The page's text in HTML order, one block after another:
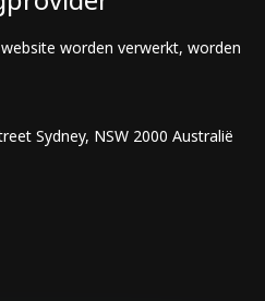
worden verwerkt, worden
Sydney, NSW 2000 Australië